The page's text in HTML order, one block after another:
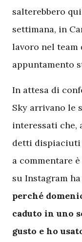
salterebbero
settimana, in
lavoro nel team
appuntamento
In attesa di
Sky arrivano le
interessati che,
detti dispiaciuti
a commentare
su Instagram
perché
caduto in uno
gusto e ho